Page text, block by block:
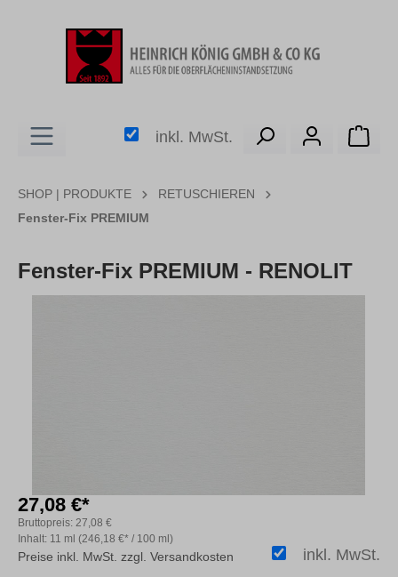
inkl. MwSt.
SHOP | PRODUKTE
RETUSCHIEREN
Fenster-Fix PREMIUM
Fenster-Fix PREMIUM - RENOLIT
27,08 €*
Inhalt: 11 ml (246,18 €* / 100 ml)
Bruttopreis: 27,08 €
inkl. MwSt.
Preise inkl. MwSt. zzgl. Versandkosten